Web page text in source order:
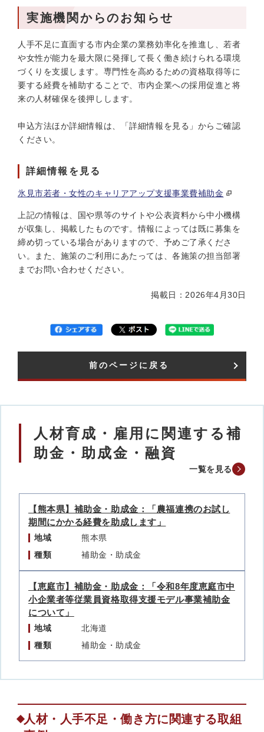
実施機関からのお知らせ
人手不足に直面する市内企業の業務効率化を推進し、若者
や女性が能力を最大限に発揮して長く働き続けられる環境
づくりを支援します。専門性を高めるための資格取得等に
要する経費を補助することで、市内企業への採用促進と将
来の人材確保を後押しします。
申込方法ほか詳細情報は、「詳細情報を見る」からご確認
ください。
詳細情報を見る
氷見市若者・女性のキャリアアップ支援事業費補助金
上記の情報は、国や県等のサイトや公表資料から中小機構
が収集し、掲載したものです。情報によっては既に募集を
締め切っている場合がありますので、予めご了承くださ
い。また、施策のご利用にあたっては、各施策の担当部署
までお問い合わせください。
掲載日：2026年4月30日
前のページに戻る
人材育成・雇用に関連する補
助金・助成金・融資
一覧を見る
【熊本県】補助金・助成金：「農福連携のお試し
期間にかかる経費を助成します」
地域
熊本県
種類
補助金・助成金
【恵庭市】補助金・助成金：「令和8年度恵庭市中
小企業者等従業員資格取得支援モデル事業補助金
について」
地域
北海道
種類
補助金・助成金
人材・人手不足・働き方に関連する取組